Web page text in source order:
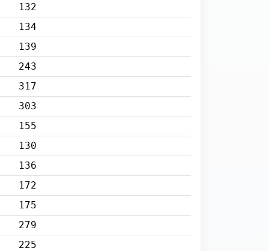
132
134
139
243
317
303
155
130
136
172
175
279
225